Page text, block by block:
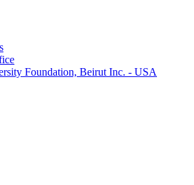
Foundation, Beirut Inc. - USA